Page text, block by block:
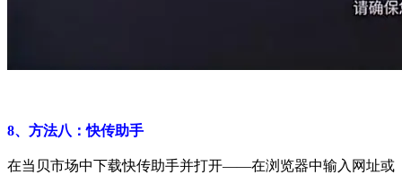
8、方法八：快传助手
在当贝市场中下载快传助手并打开——在浏览器中输入网址或